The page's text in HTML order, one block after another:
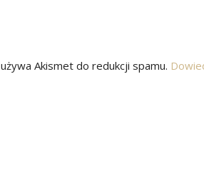
Akismet do redukcji spamu.